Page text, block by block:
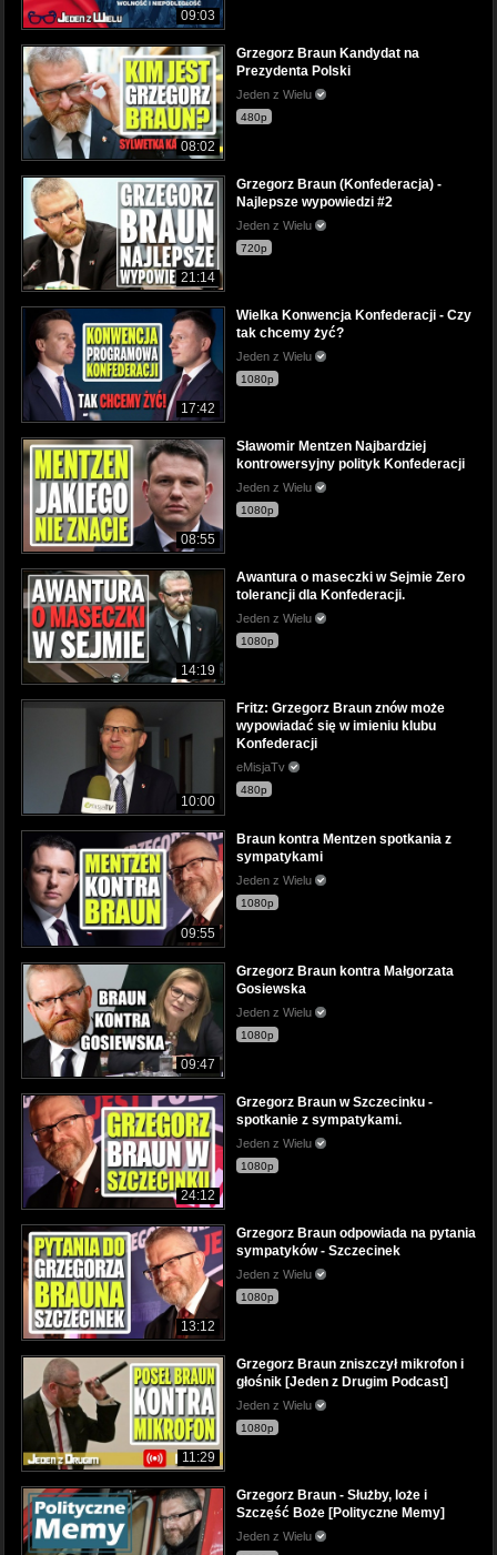
09:03
08:02
Grzegorz Braun Kandydat na
Prezydenta Polski
Jeden z Wielu
480p
21:14
Grzegorz Braun (Konfederacja) -
Najlepsze wypowiedzi #2
Jeden z Wielu
720p
17:42
Wielka Konwencja Konfederacji - Czy
tak chcemy żyć?
Jeden z Wielu
1080p
08:55
Sławomir Mentzen Najbardziej
kontrowersyjny polityk Konfederacji
Jeden z Wielu
1080p
14:19
Awantura o maseczki w Sejmie Zero
tolerancji dla Konfederacji.
Jeden z Wielu
1080p
10:00
Fritz: Grzegorz Braun znów może
wypowiadać się w imieniu klubu
Konfederacji
eMisjaTv
480p
09:55
Braun kontra Mentzen spotkania z
sympatykami
Jeden z Wielu
1080p
09:47
Grzegorz Braun kontra Małgorzata
Gosiewska
Jeden z Wielu
1080p
24:12
Grzegorz Braun w Szczecinku -
spotkanie z sympatykami.
Jeden z Wielu
1080p
13:12
Grzegorz Braun odpowiada na pytania
sympatyków - Szczecinek
Jeden z Wielu
1080p
11:29
Grzegorz Braun zniszczył mikrofon i
głośnik [Jeden z Drugim Podcast]
Jeden z Wielu
1080p
Grzegorz Braun - Służby, loże i
Szczęść Boże [Polityczne Memy]
Jeden z Wielu